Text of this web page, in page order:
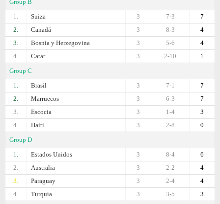
Group B
1.
Suiza 7
7-3
3
2.
Canadá 4
8-3
3
3.
Bosnia y Herzegovina 4
5-6
3
4.
Catar 1
2-10
3
Group C
1.
Brasil 7
7-1
3
2.
Marruecos 7
6-3
3
3.
Escocia 3
1-4
3
4.
Haiti 0
2-8
3
Group D
1.
Estados Unidos 6
8-4
3
2.
Australia 4
2-2
3
3.
Paraguay 4
2-4
3
4.
Turquía 3
3-5
3